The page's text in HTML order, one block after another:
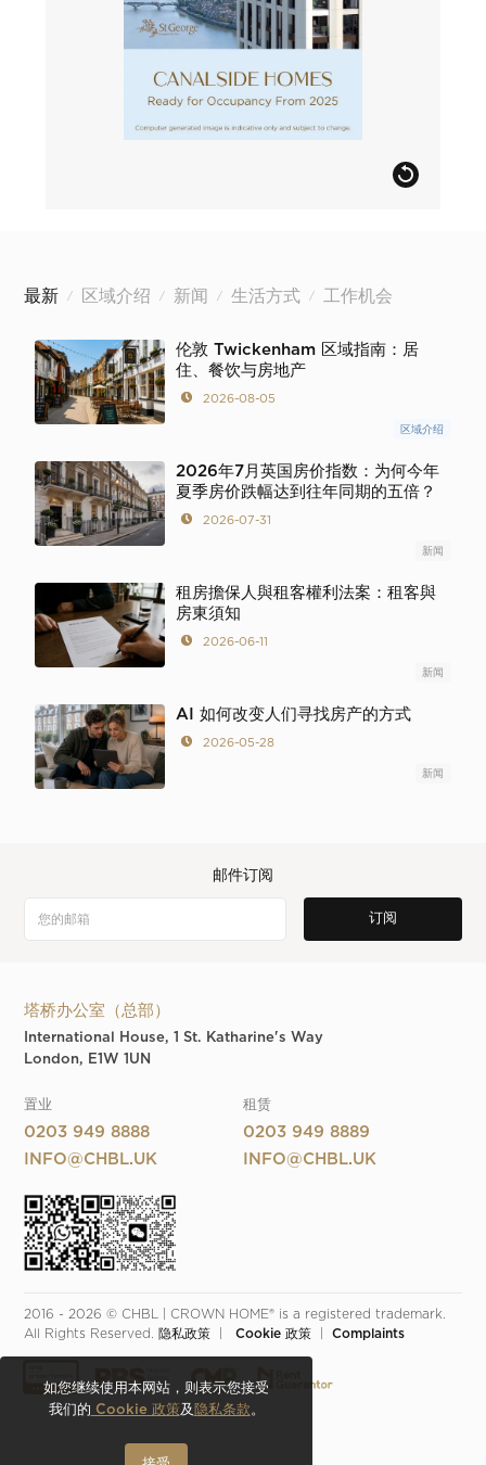
最新 / 区域介绍 / 新闻 / 生活方式 / 工作机会
伦敦 Twickenham 区域指南：居
住、餐饮与房地产
2026-08-05
区域介绍
2026年7月英国房价指数：为何今年
夏季房价跌幅达到往年同期的五倍？
2026-07-31
新闻
租房擔保人與租客權利法案：租客與
房東須知
2026-06-11
新闻
AI 如何改变人们寻找房产的方式
2026-05-28
新闻
邮件订阅
塔桥办公室（总部）
International House, 1 St. Katharine's Way
London, E1W 1UN
置业
0203 949 8888
INFO@CHBL.UK
租赁
0203 949 8889
INFO@CHBL.UK
2016 - 2026 © CHBL | CROWN HOME® is a registered trademark.
All Rights Reserved. 隐私政策 Cookie 政策
  |
Complaints
如您继续使用本网站，则表示您接受
我们的 Cookie 政策及 隐私条款。